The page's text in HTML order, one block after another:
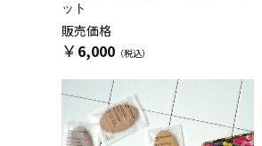
ット
販売価格
￥ 6,000